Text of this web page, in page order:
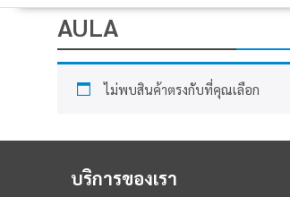
AULA
ไม่พบสินค้าตรงกับที่คุณเลือก
บริการของเรา